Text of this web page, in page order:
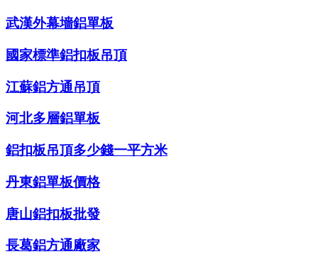
武漢外幕墻鋁單板
國家標準鋁扣板吊頂
江蘇鋁方通吊頂
河北多層鋁單板
鋁扣板吊頂多少錢一平方米
丹東鋁單板價格
唐山鋁扣板批發
長葛鋁方通廠家